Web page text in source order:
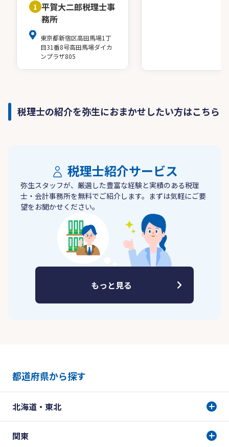
1 平賀大二郎税理士事
務所
東京都新宿区高田馬場1丁
目31番8号高田馬場ダイカ
ンプラザ805
税理士の紹介を弥生におまかせしたい方はこちら
税理士紹介サービス
弥生スタッフが、厳選した豊富な経験と実績のある税理
士・会計事務所を無料でご紹介します。まずは気軽にご要
望をお聞かせください。
もっと見る
都道府県から探す
北海道・東北
関東